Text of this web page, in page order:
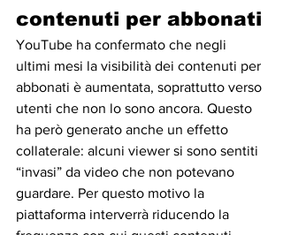
contenuti per abbonati
YouTube ha confermato che negli
ultimi mesi la visibilità dei contenuti per
abbonati è aumentata, soprattutto verso
utenti che non lo sono ancora. Questo
ha però generato anche un effetto
collaterale: alcuni viewer si sono sentiti
“invasi” da video che non potevano
guardare. Per questo motivo la
piattaforma interverrà riducendo la